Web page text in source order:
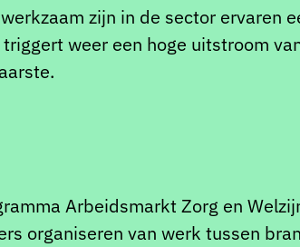
zijn in de sector ervaren
weer een hoge uitstroom
Arbeidsmarkt Zorg en
organiseren van werk tussen